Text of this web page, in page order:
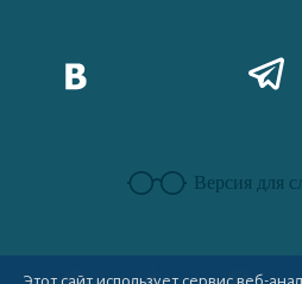
Версия для